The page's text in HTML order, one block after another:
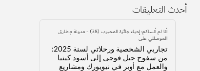
أحدث التعليقات
أنا لم أنساكم: إحياء جائزة المحبوب (38) - مدونة م.طارق
الموصللي على
تجاربي الشخصية ورحلاتي لسنة 2025:
من سفوح جبل فوجي إلى أسود كينيا
والعمل مع أوبر في نيويورك ومشاريع